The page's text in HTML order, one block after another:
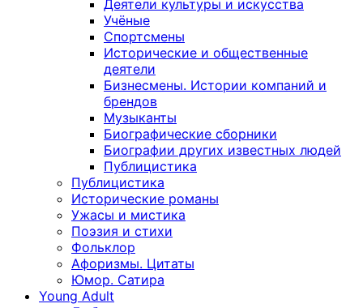
Деятели культуры и искусства
Учёные
Спортсмены
Исторические и общественные
деятели
Бизнесмены. Истории компаний и
брендов
Музыканты
Биографические сборники
Биографии других известных людей
Публицистика
Публицистика
Исторические романы
Ужасы и мистика
Поэзия и стихи
Фольклор
Афоризмы. Цитаты
Юмор. Сатира
Young Adult